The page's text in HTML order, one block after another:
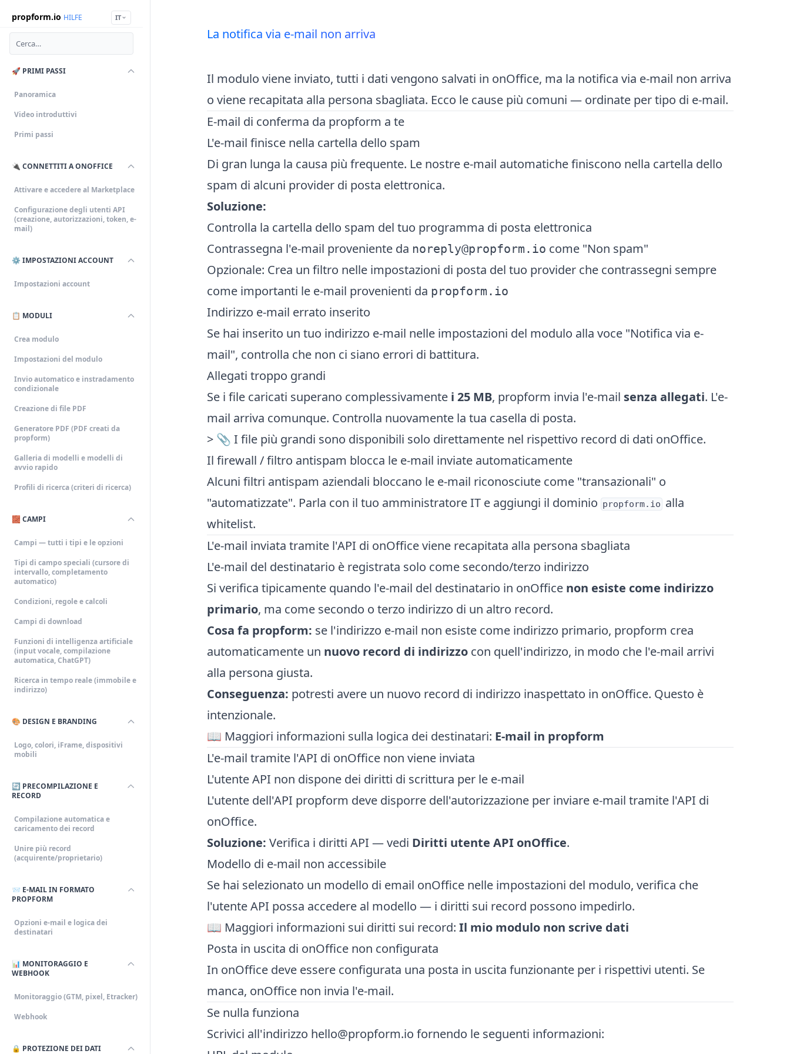
propform.io HILFE IT
🚀 PRIMI PASSI
Panoramica
Video introduttivi
Primi passi
🔌 CONNETTITI A ONOFFICE
Attivare e accedere al Marketplace
Configurazione degli utenti API
(creazione, autorizzazioni, token, e-
mail)
⚙️ IMPOSTAZIONI ACCOUNT
Impostazioni account
📋 MODULI
Crea modulo
Impostazioni del modulo
Invio automatico e instradamento
condizionale
Creazione di file PDF
Generatore PDF (PDF creati da
propform)
Galleria di modelli e modelli di
avvio rapido
Profili di ricerca (criteri di ricerca)
🧱 CAMPI
Campi — tutti i tipi e le opzioni
Tipi di campo speciali (cursore di
intervallo, completamento
automatico)
Condizioni, regole e calcoli
Campi di download
Funzioni di intelligenza artificiale
(input vocale, compilazione
automatica, ChatGPT)
Ricerca in tempo reale (immobile e
indirizzo)
🎨 DESIGN E BRANDING
Logo, colori, iFrame, dispositivi
mobili
🔄 PRECOMPILAZIONE E
RECORD
Compilazione automatica e
caricamento dei record
Unire più record
(acquirente/proprietario)
📨 E-MAIL IN FORMATO
PROPFORM
Opzioni e-mail e logica dei
destinatari
📊 MONITORAGGIO E
WEBHOOK
Monitoraggio (GTM, pixel, Etracker)
Webhook
🔒 PROTEZIONE DEI DATI
La notifica via e-mail non arriva
Il modulo viene inviato, tutti i dati vengono salvati in onOffice, ma la notifica via e-mail non arriva
o viene recapitata alla persona sbagliata. Ecco le cause più comuni — ordinate per tipo di e-mail.
E-mail di conferma da propform a te
L'e-mail finisce nella cartella dello spam
Di gran lunga la causa più frequente. Le nostre e-mail automatiche finiscono nella cartella dello
spam di alcuni provider di posta elettronica.
Soluzione:
Controlla la cartella dello spam del tuo programma di posta elettronica
Contrassegna l'e-mail proveniente da noreply@propform.io come "Non spam"
Opzionale: Crea un filtro nelle impostazioni di posta del tuo provider che contrassegni sempre
come importanti le e-mail provenienti da propform.io
Indirizzo e-mail errato inserito
Se hai inserito un tuo indirizzo e-mail nelle impostazioni del modulo alla voce "Notifica via e-
mail", controlla che non ci siano errori di battitura.
Allegati troppo grandi
Se i file caricati superano complessivamente i 25 MB, propform invia l'e-mail senza allegati. L'e-
mail arriva comunque. Controlla nuovamente la tua casella di posta.
> 📎 I file più grandi sono disponibili solo direttamente nel rispettivo record di dati onOffice.
Il firewall / filtro antispam blocca le e-mail inviate automaticamente
Alcuni filtri antispam aziendali bloccano le e-mail riconosciute come "transazionali" o
"automatizzate". Parla con il tuo amministratore IT e aggiungi il dominio propform.io alla
whitelist.
L'e-mail inviata tramite l'API di onOffice viene recapitata alla persona sbagliata
L'e-mail del destinatario è registrata solo come secondo/terzo indirizzo
Si verifica tipicamente quando l'e-mail del destinatario in onOffice non esiste come indirizzo
primario, ma come secondo o terzo indirizzo di un altro record.
Cosa fa propform: se l'indirizzo e-mail non esiste come indirizzo primario, propform crea
automaticamente un nuovo record di indirizzo con quell'indirizzo, in modo che l'e-mail arrivi
alla persona giusta.
Conseguenza: potresti avere un nuovo record di indirizzo inaspettato in onOffice. Questo è
intenzionale.
📖 Maggiori informazioni sulla logica dei destinatari: E-mail in propform
L'e-mail tramite l'API di onOffice non viene inviata
L'utente API non dispone dei diritti di scrittura per le e-mail
L'utente dell'API propform deve disporre dell'autorizzazione per inviare e-mail tramite l'API di
onOffice.
Soluzione: Verifica i diritti API — vedi Diritti utente API onOffice.
Modello di e-mail non accessibile
Se hai selezionato un modello di email onOffice nelle impostazioni del modulo, verifica che
l'utente API possa accedere al modello — i diritti sui record possono impedirlo.
📖 Maggiori informazioni sui diritti sui record: Il mio modulo non scrive dati
Posta in uscita di onOffice non configurata
In onOffice deve essere configurata una posta in uscita funzionante per i rispettivi utenti. Se
manca, onOffice non invia l'e-mail.
Se nulla funziona
Scrivici all'indirizzo hello@propform.io fornendo le seguenti informazioni: